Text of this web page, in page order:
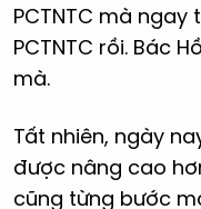
PCTNTC mà
PCTNTC rồi. Bác
mà.
Tất nhiên, ngày
được nâng cao
cũng từng bước